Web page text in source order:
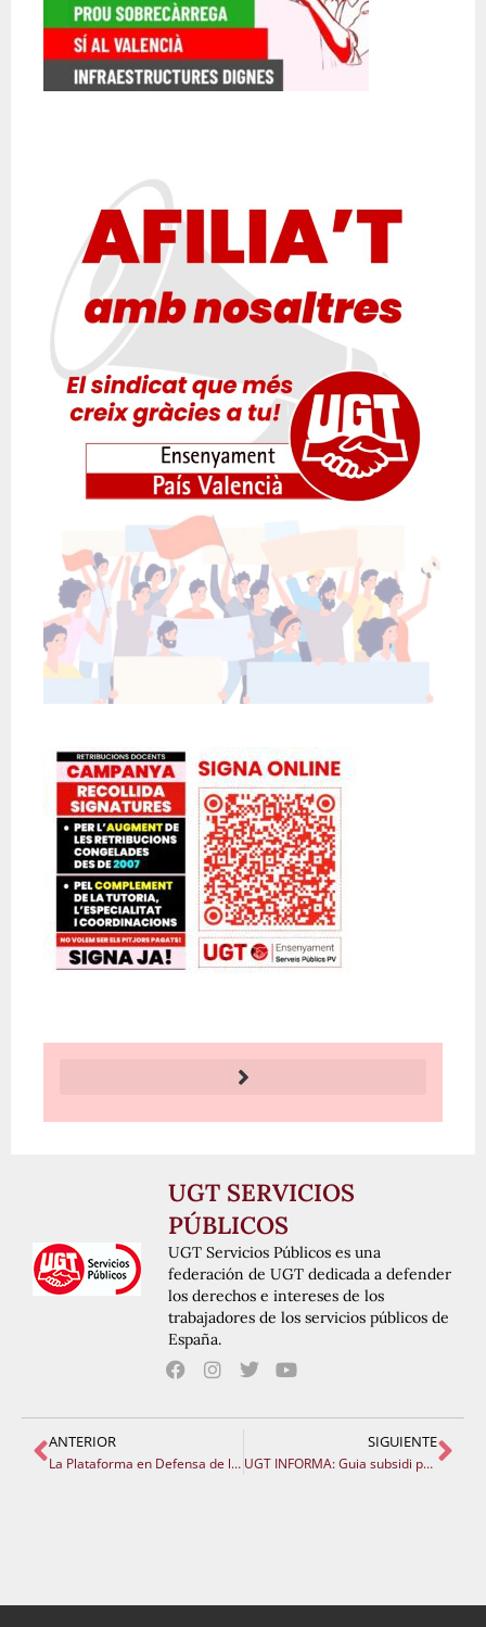
UGT SERVICIOS
PÚBLICOS
UGT Servicios Públicos es una
federación de UGT dedicada a defender
los derechos e intereses de los
trabajadores de los servicios públicos de
España.
ANTERIOR
La Plataforma en Defensa de l’Ensenyament Públic crida a la vaga el 31 de març i manifestacions el pròxim 28 de febrer a València, Castelló i Alacant
SIGUIENTE
UGT INFORMA: Guia subsidi per incapacitat temporal. CLASSES PASSIVES MUFACE 2011